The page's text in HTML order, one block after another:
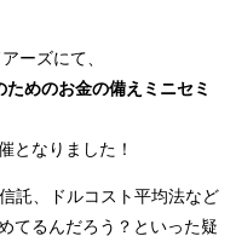
ーズにて、
めのお金の備えミニセミ
となりました！
託、ドルコスト平均法など
てるんだろう？といった疑